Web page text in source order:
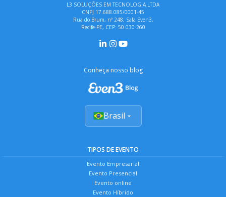
L3 SOLUÇÕES EM TECNOLOGIA LTDA
CNPJ 17.688.085/0001-45
Rua do Brum, nº 248, Sala Even3,
Recife-PE, CEP: 50.030-260
Conheça nosso blog
Brasil
TIPOS DE EVENTO
Evento Empresarial
Evento Presencial
Evento online
Evento Híbrido